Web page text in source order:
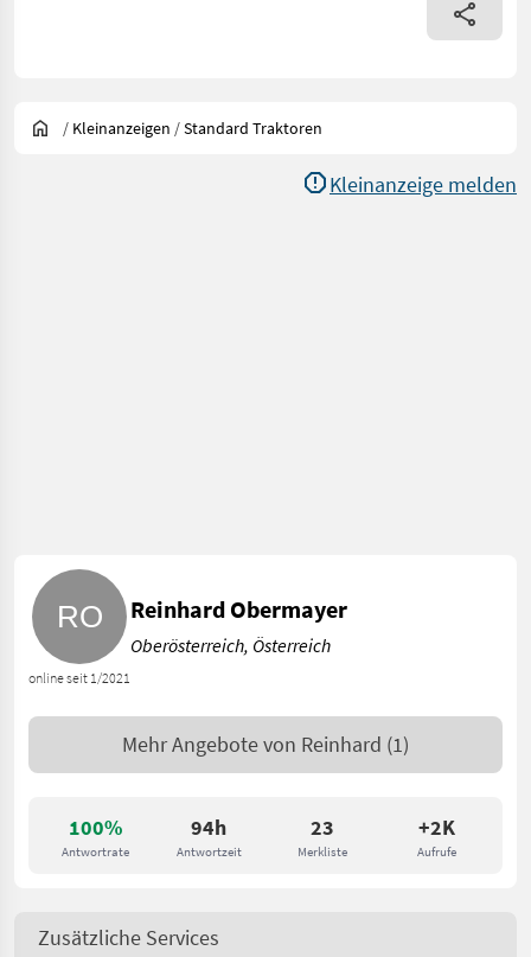
/ Kleinanzeigen /Standard Traktoren
Kleinanzeige melden
100%
Antwortrate
94h
Antwortzeit
23
Merkliste
+2K
Aufrufe
online seit 1/2021
Reinhard Obermayer
Oberösterreich, Österreich
Mehr Angebote von Reinhard (1)
Zusätzliche Services